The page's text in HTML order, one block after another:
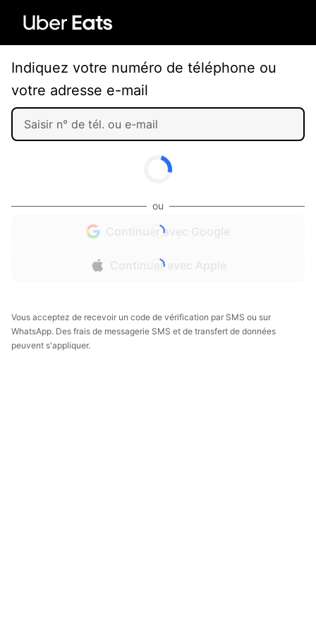
Indiquez votre numéro de téléphone ou
votre adresse e-mail
ou
Continuer avec Google
Continuer avec Apple
Vous acceptez de recevoir un code de vérification par SMS ou sur
WhatsApp. Des frais de messagerie SMS et de transfert de données
peuvent s'appliquer.